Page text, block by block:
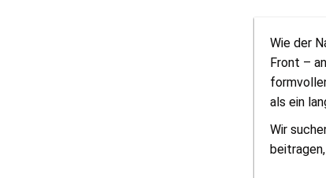
Wie der
Front –
als ein
Wir